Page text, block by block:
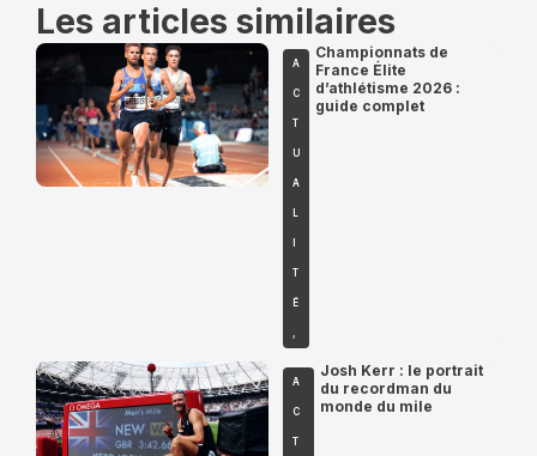
Les articles similaires
A
C
T
U
A
L
T
É
,
Championnats de
France Élite
d’athlétisme 2026 :
guide complet
A
C
T
Josh Kerr : le portrait
du recordman du
monde du mile